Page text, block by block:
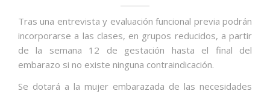
CONTACTO
Tras una entrevista y evaluación funcional previa podrán
incorporarse a las clases, en grupos reducidos, a partir
de la semana 12 de gestación hasta el final del
embarazo si no existe ninguna contraindicación.
Se dotará a la mujer embarazada de las necesidades